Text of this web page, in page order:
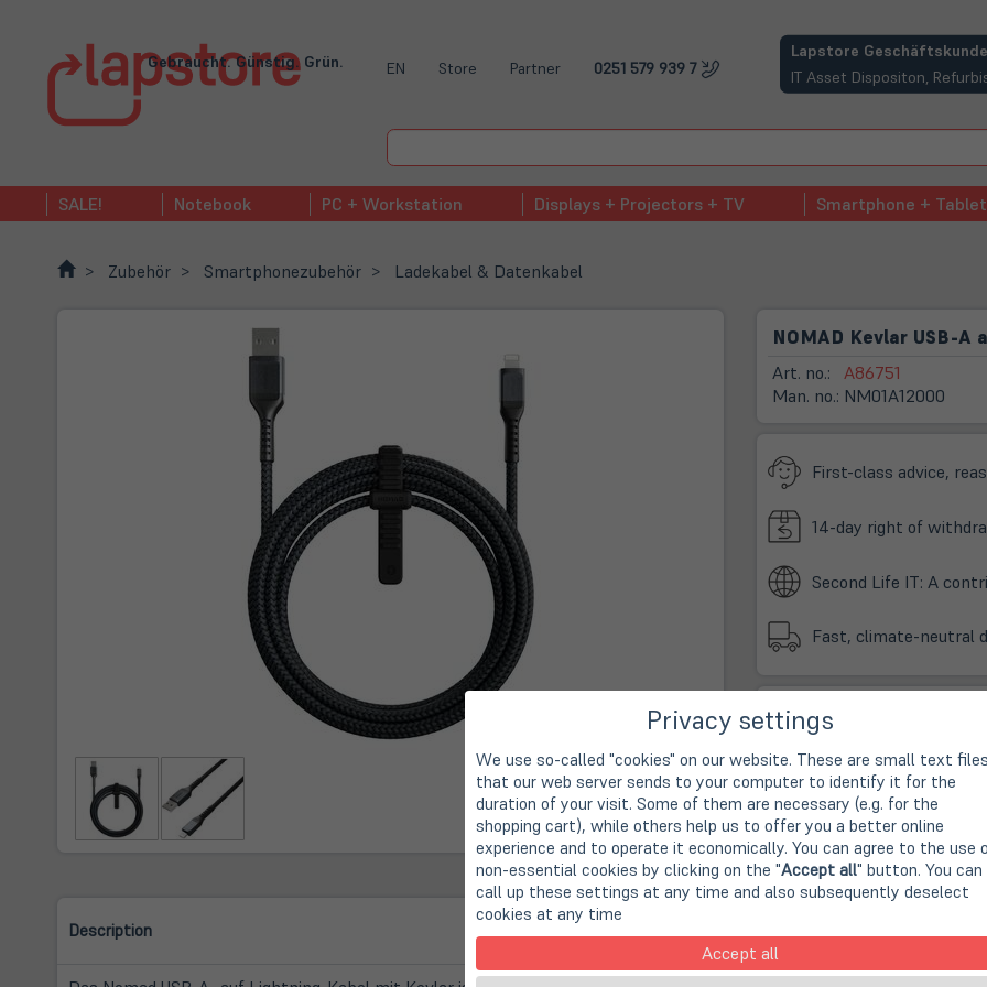
Gebraucht. Günstig. Grün. EN Store Partner 0251 579 939 7
Lapstore
IT Asset Dispositon,
(öffnet in neuem Tab)
SALE! Notebook PC + Workstation Displays + Projectors + TV Smartphone + Tablet
Zubehör Smartphonezubehör Ladekabel & Datenkabel
NOMAD Kevlar USB-A
Art. no.:
Man. no.:
A86751
NM01A12000
First-class advice,
14-day right of
Second Life IT: A
Fast, climate-neutral
Online Store:
Tab)
In stock
Store Münster am Bült:
(öffnet
in
Preorder for pickup
Description
Privacy settings
We use so-called "cookies" on our website. These are small text files
that our web server sends to your computer to identify it for the
duration of your visit. Some of them are necessary (e.g. for the
shopping cart), while others help us to offer you a better online
experience and to operate it economically. You can agree to the use
non-essential cookies by clicking on the "Accept all" button. You can
call up these settings at any time and also subsequently deselect
cookies at any time
Accept all